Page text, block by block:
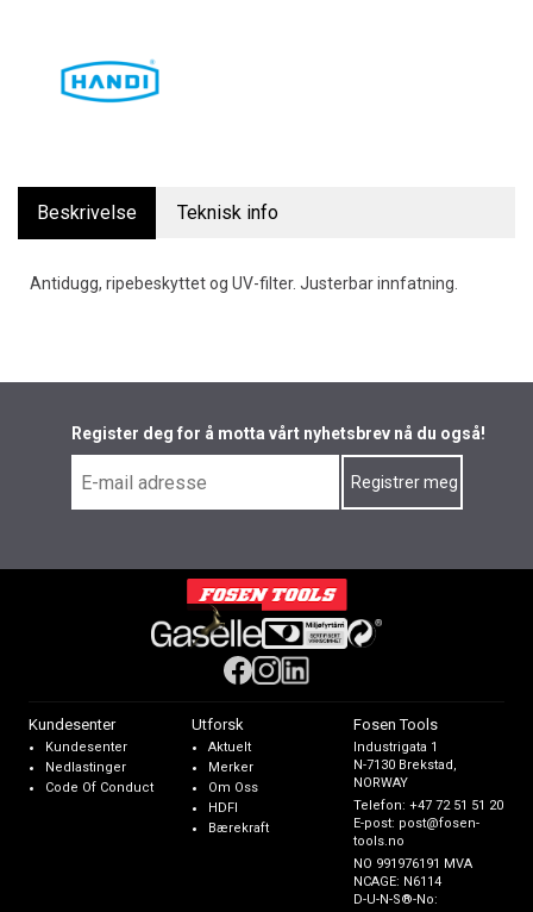
Beskrivelse Teknisk info
Antidugg, ripebeskyttet og UV-filter. Justerbar innfatning.
Register deg for å motta vårt nyhetsbrev nå du også!
Kundesenter
Kundesenter
Nedlastinger
Code Of Conduct
Utforsk
Aktuelt
Merker
Om Oss
HDFI
Bærekraft
Fosen Tools
Industrigata 1
N-7130 Brekstad,
NORWAY
Telefon:+47 72 51 51 20
E-post: post@fosen-
tools.no
NO 991976191 MVA
NCAGE: N6114
D-U-N-S®-No: